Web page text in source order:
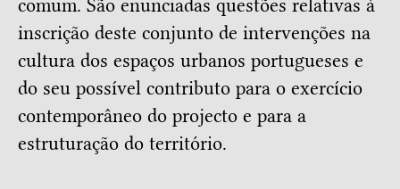
comum. São enunciadas questões relativas à
inscrição deste conjunto de intervenções na
cultura dos espaços urbanos portugueses e
do seu possível contributo para o exercício
contemporâneo do projecto e para a
estruturação do território.